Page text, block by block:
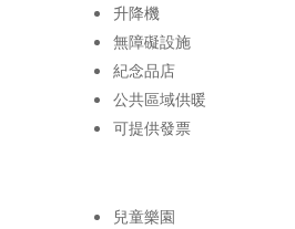
升降機
無障礙設施
紀念品店
公共區域供暖
可提供發票
兒童樂園